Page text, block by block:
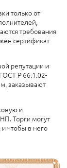
только от
требования
сертификат
репутации и
Р 66.1.02-
заказывают
и
Торги могут
и чтобы в него